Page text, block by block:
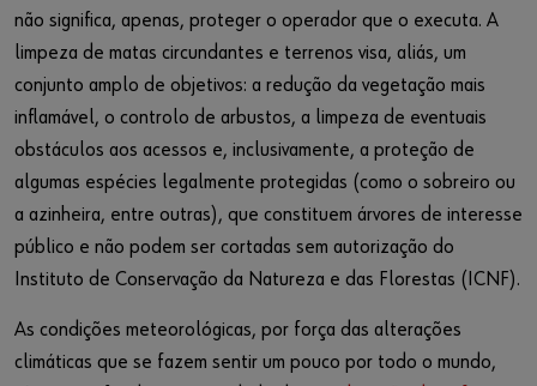
não significa, apenas, proteger o operador que o executa. A
limpeza de matas circundantes e terrenos visa, aliás, um
conjunto amplo de objetivos: a redução da vegetação mais
inflamável, o controlo de arbustos, a limpeza de eventuais
obstáculos aos acessos e, inclusivamente, a proteção de
algumas espécies legalmente protegidas (como o sobreiro ou
a azinheira, entre outras), que constituem árvores de interesse
público e não podem ser cortadas sem autorização do
Instituto de Conservação da Natureza e das Florestas (ICNF).
As condições meteorológicas, por força das alterações
climáticas que se fazem sentir um pouco por todo o mundo,